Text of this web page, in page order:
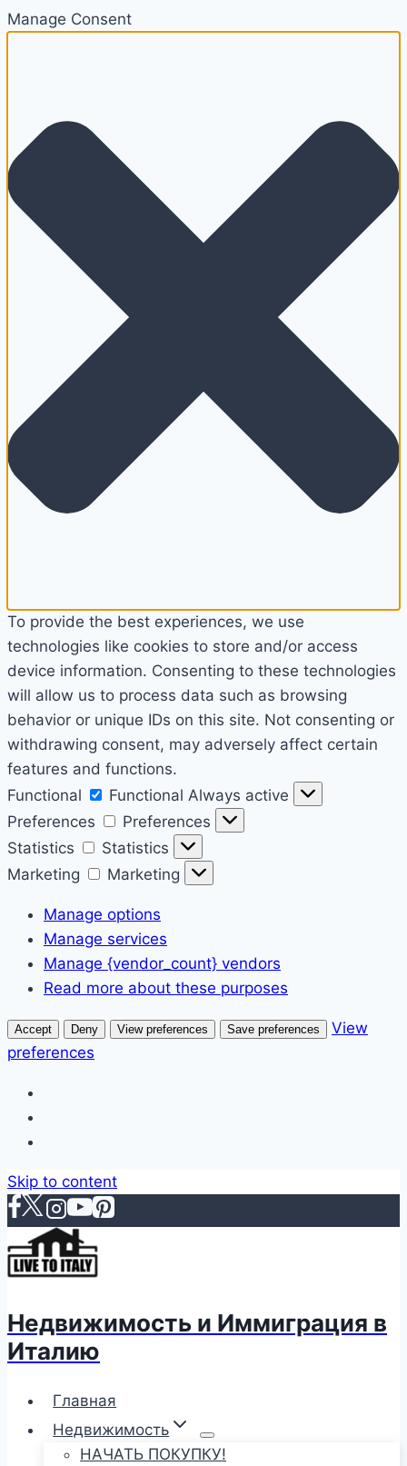
Manage Consent
To provide the best experiences, we use
technologies like cookies to store and/or access
device information. Consenting to these technologies
will allow us to process data such as browsing
behavior or unique IDs on this site. Not consenting or
withdrawing consent, may adversely affect certain
features and functions.
Functional
Functional Always active
Preferences
Preferences
Statistics
Statistics
Marketing
Marketing
Manage options
Manage services
Manage {vendor_count} vendors
Read more about these purposes
Accept Deny View preferences Save preferences
View
preferences
Skip to content
Недвижимость и Иммиграция в
Италию
Главная
Недвижимость
НАЧАТЬ ПОКУПКУ!